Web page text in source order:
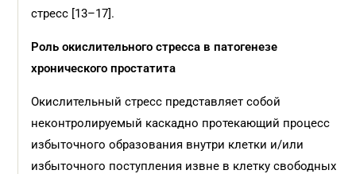
стресс [13–17].
Роль окислительного стресса в патогенезе
хронического простатита
Окислительный стресс представляет собой
неконтролируемый каскадно протекающий процесс
избыточного образования внутри клетки и/или
избыточного поступления извне в клетку свободных